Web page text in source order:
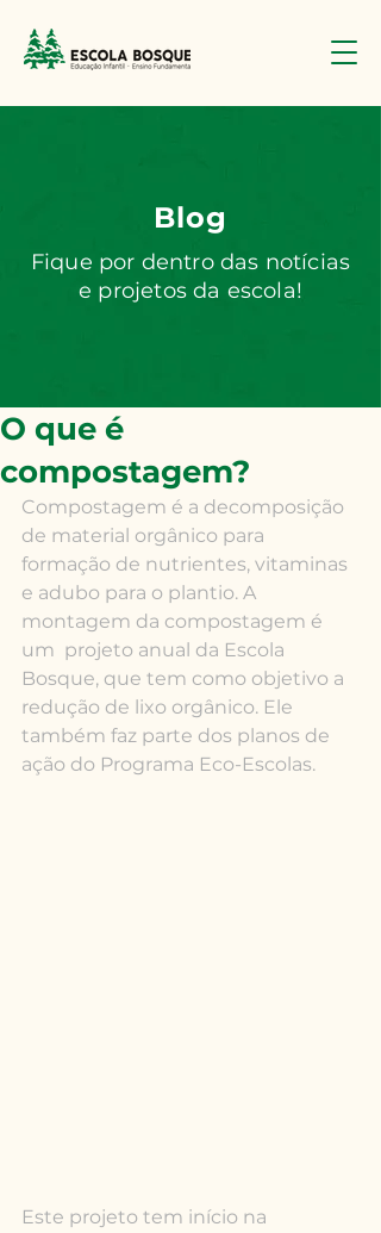
Blog
Fique por dentro das notícias
e projetos da escola!
O que é
compostagem?
Compostagem é a decomposição
de material orgânico para
formação de nutrientes, vitaminas
e adubo para o plantio. A
montagem da compostagem é
um  projeto anual da Escola
Bosque, que tem como objetivo a
redução de lixo orgânico. Ele
também faz parte dos planos de
ação do Programa Eco-Escolas.
Este projeto tem início na